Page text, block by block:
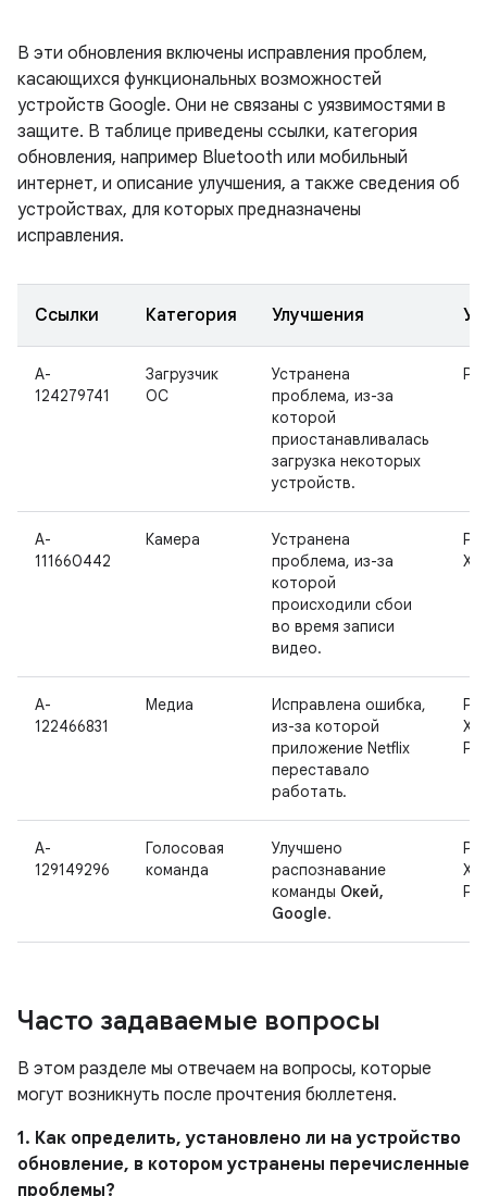
В эти обновления включены исправления проблем,
касающихся функциональных возможностей
устройств Google. Они не связаны с уязвимостями в
защите. В таблице приведены ссылки, категория
обновления, например Bluetooth или мобильный
интернет, и описание улучшения, а также сведения об
устройствах, для которых предназначены
исправления.
Ссылки Категория Улучшения
A-
124279741
Загрузчик
ОС
Устранена
проблема, из-за
которой
приостанавливалась
загрузка некоторых
устройств.
A-
111660442
Камера
Устранена
проблема, из-за
которой
происходили сбои
во время записи
видео.
XL
A-
122466831
Медиа
Исправлена ошибка,
из-за которой
приложение Netflix
переставало
работать.
A-
129149296
Голосовая
команда
Улучшено
распознавание
команды Окей,
Google.
Часто задаваемые вопросы
В этом разделе мы отвечаем на вопросы, которые
могут возникнуть после прочтения бюллетеня.
1. Как определить, установлено ли на устройство
обновление, в котором устранены перечисленные
проблемы?